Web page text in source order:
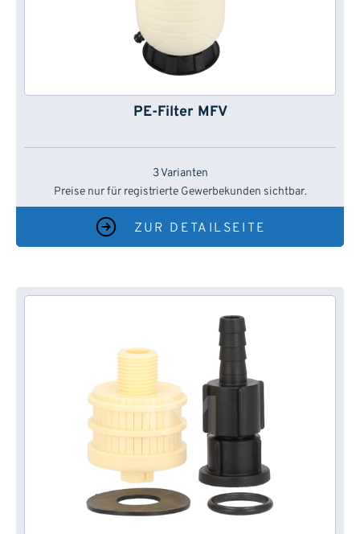
PE-Filter MFV
3 Varianten
Preise nur für registrierte Gewerbekunden sichtbar.
ZUR DETAILSEITE